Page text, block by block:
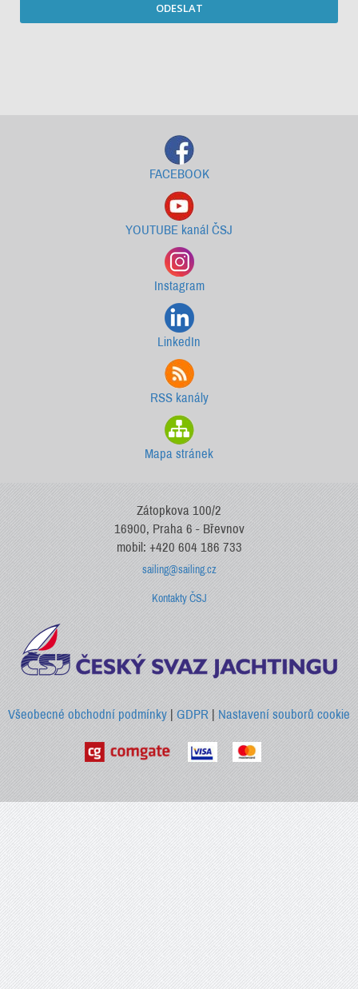
ODESLAT
FACEBOOK
YOUTUBE kanál ČSJ
Instagram
LinkedIn
RSS kanály
Mapa stránek
Zátopkova 100/2
16900, Praha 6 - Břevnov
mobil: +420 604 186 733
sailing@sailing.cz
Kontakty ČSJ
Všeobecné obchodní podmínky GDPR Nastavení souborů cookie